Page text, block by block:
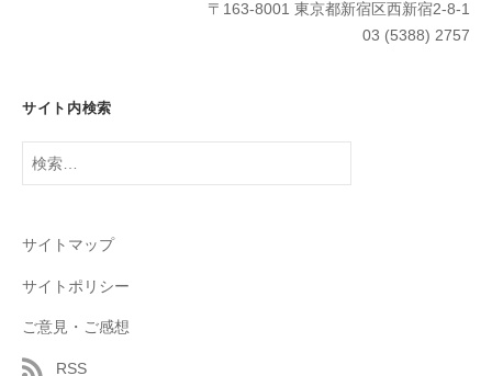
〒163-8001 東京都新宿区西新宿2-8-1
03 (5388) 2757
サイト内検索
検
サイトマップ
サイトポリシー
ご意見・ご感想
RSS